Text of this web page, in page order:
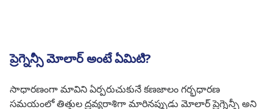
ప్రెగ్నెన్సీ మోలార్ అంటే ఏమిటి?
సాధారణంగా మావిని ఏర్పరుచుకునే కణజాలం గర్భధారణ
సమయంలో తిత్తుల ద్రవ్యరాశిగా మారినప్పుడు మోలార్ ప్రెగ్నెన్సీ అని